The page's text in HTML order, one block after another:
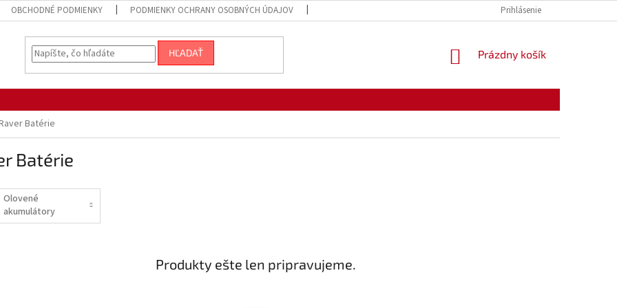
OBCHODNÉ PODMIENKY PODMIENKY OCHRANY OSOBNÝCH ÚDAJOV Prihlásenie
HĽADAŤ
NÁKUPNÝ
Prázdny košík
Batérie
Batérie
Olovené
akumulátory
Produkty ešte len pripravujeme.